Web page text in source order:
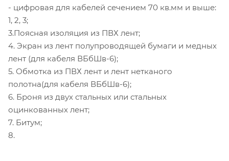
- цифровая для кабелей сечением 70 кв.мм и выше:
1, 2, 3;
3.Поясная изоляция из ПВХ лент;
4. Экран из лент полупроводящей бумаги и медных
лент (для кабеля ВБбШв-6);
5. Обмотка из ПВХ лент и лент нетканого
полотна(для кабеля ВБбШв-6);
6. Броня из двух стальных или стальных
оцинкованных лент;
7. Битум;
8.